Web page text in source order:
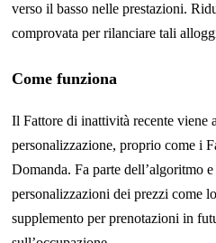
verso il basso nelle prestazioni.
comprovata per rilanciare tali
Come funziona
Il Fattore di inattività recente viene
personalizzazione, proprio come i
Domanda. Fa parte dell’algoritmo
personalizzazioni dei prezzi come
supplemento per prenotazioni in